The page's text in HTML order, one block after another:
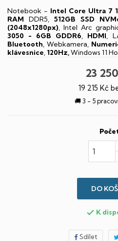
Notebook - Intel Core Ultra 7
RAM DDR5, 512GB SSD
(2048x1280px), Intel Arc
3050 - 6GB GDDR6, HDMI,
Bluetooth, Webkamera,
klávesnice,120Hz,Windows 11
23
19 215 Kč
🚚 3 - 5
DO
 K
Sdílet